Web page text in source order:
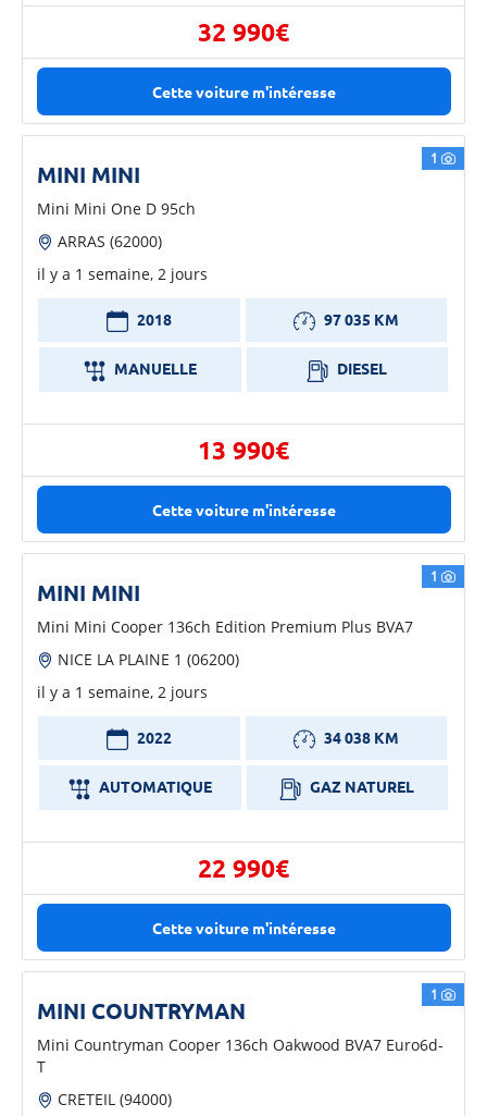
32 990€
Cette voiture m'intéresse
1
MINI MINI
Mini Mini One D 95ch
ARRAS (62000)
il y a 1 semaine, 2 jours
2018 97 035 KM
MANUELLE DIESEL
13 990€
Cette voiture m'intéresse
1
MINI MINI
Mini Mini Cooper 136ch Edition Premium Plus BVA7
NICE LA PLAINE 1 (06200)
il y a 1 semaine, 2 jours
2022 34 038 KM
AUTOMATIQUE GAZ NATUREL
22 990€
Cette voiture m'intéresse
1
MINI COUNTRYMAN
Mini Countryman Cooper 136ch Oakwood BVA7 Euro6d-
T
CRETEIL (94000)